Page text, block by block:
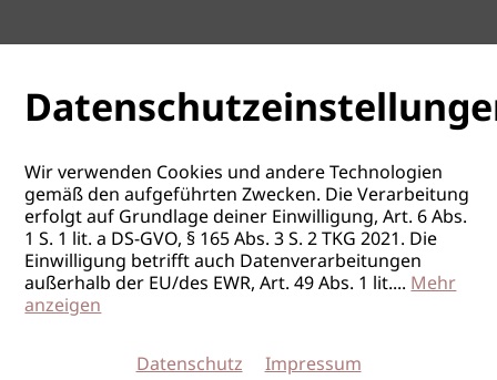
Wir verwenden Cookies und andere Technologien
gemäß den aufgeführten Zwecken. Die Verarbeitung
erfolgt auf Grundlage deiner Einwilligung, Art. 6 Abs.
1 S. 1 lit. a DS-GVO, § 165 Abs. 3 S. 2 TKG 2021. Die
Einwilligung betrifft auch Datenverarbeitungen
außerhalb der EU/des EWR, Art. 49 Abs. 1 lit....Mehr
anzeigen
Datenschutz Impressum